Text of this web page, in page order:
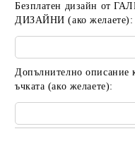
Безплатен дизайн от
ДИЗАЙНИ (ако желаете):
Допълнително описание
ъчката (ако желаете):